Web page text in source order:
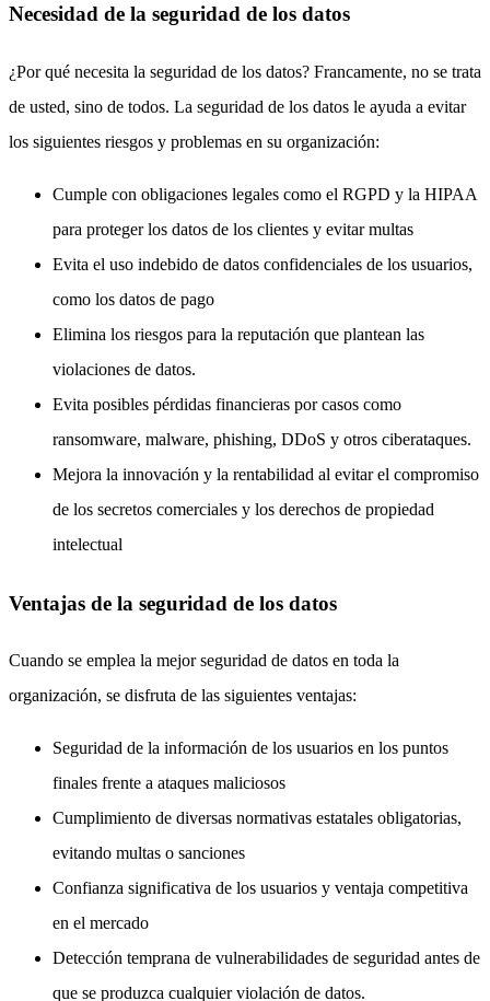
Necesidad de la seguridad de los datos
¿Por qué necesita la seguridad de los datos? Francamente, no se trata
de usted, sino de todos. La seguridad de los datos le ayuda a evitar
los siguientes riesgos y problemas en su organización:
Cumple con obligaciones legales como el RGPD y la HIPAA
para proteger los datos de los clientes y evitar multas
Evita el uso indebido de datos confidenciales de los usuarios,
como los datos de pago
Elimina los riesgos para la reputación que plantean las
violaciones de datos.
Evita posibles pérdidas financieras por casos como
ransomware, malware, phishing, DDoS y otros ciberataques.
Mejora la innovación y la rentabilidad al evitar el compromiso
de los secretos comerciales y los derechos de propiedad
intelectual
Ventajas de la seguridad de los datos
Cuando se emplea la mejor seguridad de datos en toda la
organización, se disfruta de las siguientes ventajas:
Seguridad de la información de los usuarios en los puntos
finales frente a ataques maliciosos
Cumplimiento de diversas normativas estatales obligatorias,
evitando multas o sanciones
Confianza significativa de los usuarios y ventaja competitiva
en el mercado
Detección temprana de vulnerabilidades de seguridad antes de
que se produzca cualquier violación de datos.